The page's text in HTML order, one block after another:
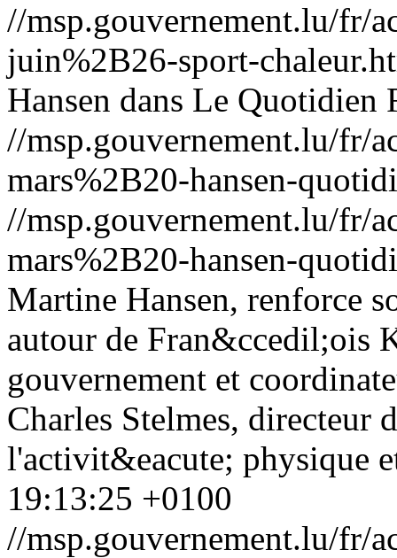
//msp.gouvernement.lu/fr/
juin%2B26-sport-
Hansen dans Le Quotidien
//msp.gouvernement.lu/fr/
mars%2B20-hansen-
//msp.gouvernement.lu/fr/
mars%2B20-hansen-
Martine Hansen, renforce
autour de Fran&ccedil;ois
gouvernement et
Charles Stelmes, directeur
l'activit&eacute; physique
19:13:25 +0100
//msp.gouvernement.lu/fr/